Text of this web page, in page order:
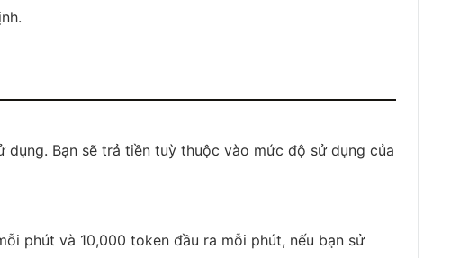
Bạn sẽ trả tiền tuỳ thuộc vào mức độ sử dụng của
phút và 10,000 token đầu ra mỗi phút, nếu bạn sử